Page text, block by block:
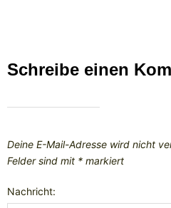
Schreibe einen
Deine E-Mail-Adresse wird nicht
Felder sind mit * markiert
Nachricht: